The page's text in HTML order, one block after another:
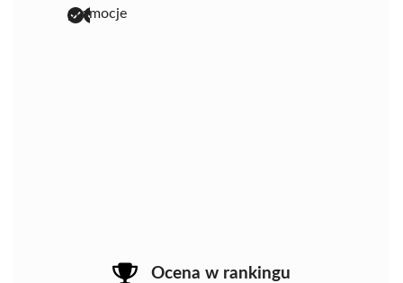
promocje
Ocena w rankingu